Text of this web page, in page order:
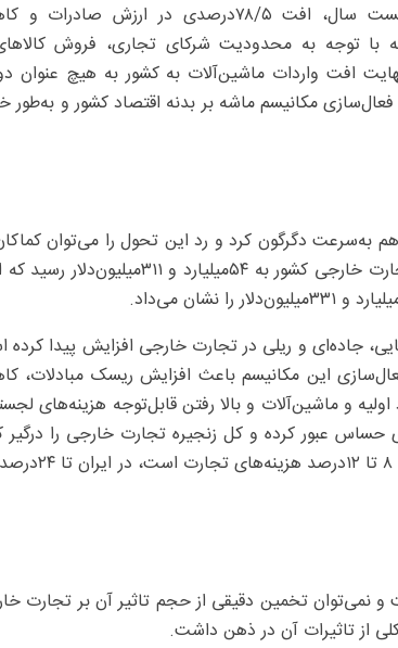
جدیدترین آمار گمرک از تجارت خارجی ایران در ۹ماه نخست سال، افت ۷۸/۵درصدی در ارزش
با توجه به محدودیت شرکای تجاری، فروش
افت واردات ماشین‌آلات به کشور به هیچ عنوان
از تمام این موارد مهم‌تر، ترکش‌های جنگ ۱۲روزه و فعال‌سازی مکانیسم ماشه بر بدنه اقتصاد کشور و
را هم به‌سرعت دگرگون کرد و رد این تحول را می‌توان
آمار تجارت خارجی دید. در شش‌ماهه نخست امسال حجم تجارت خارجی کشور به ۵۴‌میلیارد و
جاده‌ای و ریلی در تجارت خارجی افزایش پیدا
این مکانیسم باعث افزایش ریسک مبادلات،
و ماشین‌آلات و بالا رفتن قابل‌توجه هزینه‌های
حساس عبور کرده و کل زنجیره تجارت خارجی را درگیر
است. کارشناسان بر این باورند که هزینه لجستیک که در جهان
نمی‌توان تخمین دقیقی از حجم تاثیر آن بر تجارت
از تاثیرات آن در ذهن داشت.